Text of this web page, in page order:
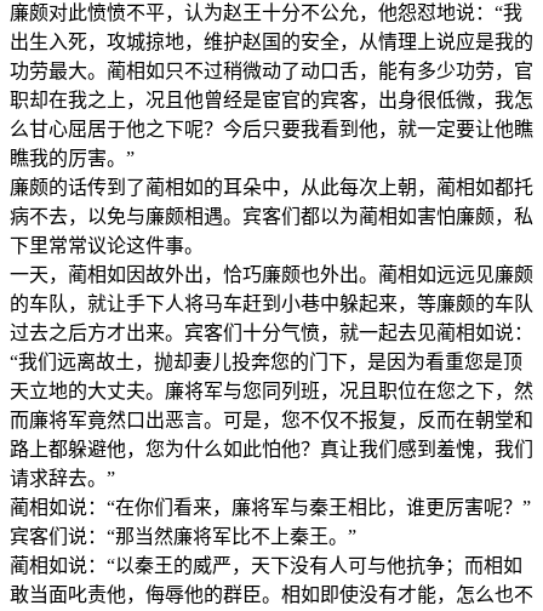
廉颇对此愤愤不平，认为赵王十分不公允，他怨怼地说：“我
出生入死，攻城掠地，维护赵国的安全，从情理上说应是我的
功劳最大。蔺相如只不过稍微动了动口舌，能有多少功劳，官
职却在我之上，况且他曾经是宦官的宾客，出身很低微，我怎
么甘心屈居于他之下呢？今后只要我看到他，就一定要让他瞧
瞧我的厉害。”
廉颇的话传到了蔺相如的耳朵中，从此每次上朝，蔺相如都托
病不去，以免与廉颇相遇。宾客们都以为蔺相如害怕廉颇，私
下里常常议论这件事。
一天，蔺相如因故外出，恰巧廉颇也外出。蔺相如远远见廉颇
的车队，就让手下人将马车赶到小巷中躲起来，等廉颇的车队
过去之后方才出来。宾客们十分气愤，就一起去见蔺相如说：
“我们远离故土，抛却妻儿投奔您的门下，是因为看重您是顶
天立地的大丈夫。廉将军与您同列班，况且职位在您之下，然
而廉将军竟然口出恶言。可是，您不仅不报复，反而在朝堂和
路上都躲避他，您为什么如此怕他？真让我们感到羞愧，我们
请求辞去。”
蔺相如说：“在你们看来，廉将军与秦王相比，谁更厉害呢？”
宾客们说：“那当然廉将军比不上秦王。”
蔺相如说：“以秦王的威严，天下没有人可与他抗争；而相如
敢当面叱责他，侮辱他的群臣。相如即使没有才能，怎么也不